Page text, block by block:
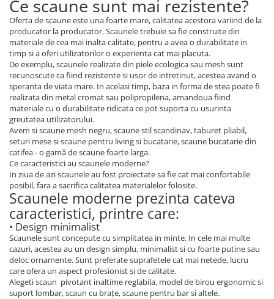
Ce scaune sunt mai rezistente?
Oferta de scaune este una foarte mare, calitatea acestora variind de la
producator la producator. Scaunele trebuie sa fie construite din
materiale de cea mai inalta calitate, pentru a avea o durabilitate in
timp si a oferi utilizatorilor o experienta cat mai placuta.
De exemplu, scaunele realizate din piele ecologica sau mesh sunt
recunoscute ca fiind rezistente si usor de intretinut, acestea avand o
speranta de viata mare. In acelasi timp, baza in forma de stea poate fi
realizata din metal cromat sau polipropilena, amandoua fiind
materiale cu o durabilitate ridicata ce pot suporta cu usurinta
greutatea utilizatorului.
Avem si scaune mesh negru, scaune stil scandinav, taburet pliabil,
seturi mese si scaune pentru living si bucatarie, scaune bucatarie din
catifea - o gamă de scaune foarte larga.
Ce caracteristici au scaunele moderne?
In ziua de azi scaunele au fost proiectate sa fie cat mai confortabile
posibil, fara a sacrifica calitatea materialelor folosite.
Scaunele moderne prezinta cateva
caracteristici, printre care:
• Design minimalist
Scaunele sunt concepute cu simplitatea in minte. In cele mai multe
cazuri, acestea au un design simplu, minimalist si cu foarte putine sau
deloc ornamente. Sunt preferate suprafetele cat mai netede, lucru
care ofera un aspect profesionist si de calitate.
Alegeti scaun pivotant inaltime reglabila, model de birou ergonomic si
suport lombar, scaun cu brațe, scaune pentru bar si altele.